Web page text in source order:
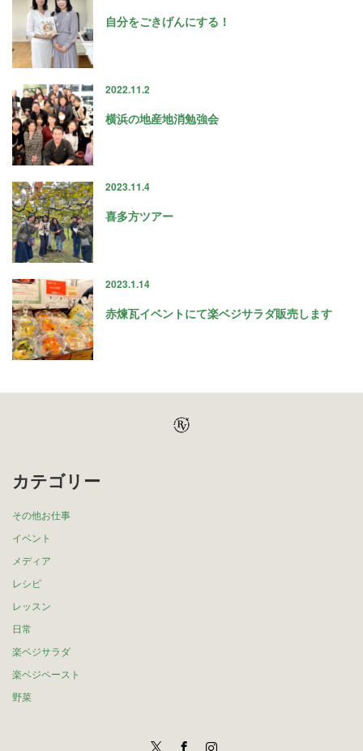
自分をごきげんにする！
2022.11.2
横浜の地産地消勉強会
2023.11.4
喜多方ツアー
2023.1.14
赤煉瓦イベントにて楽ベジサラダ販売します
カテゴリー
その他お仕事
イベント
メディア
レシピ
レッスン
日常
楽ベジサラダ
楽ベジペースト
野菜
Instagram